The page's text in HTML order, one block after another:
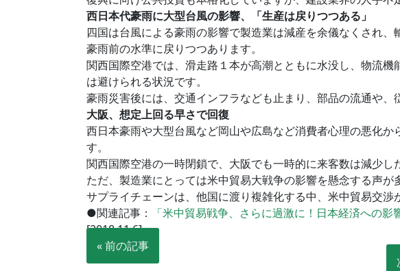
西日本代豪雨に大型台風の影響、「生産は戻りつつある」
四国は台風による豪雨の影響で製造業は減産を余儀なくされ
豪雨前の水準に戻りつつあります。
関西国際空港では、滑走路１本が高潮とともに水没し、物流
は避けられる状況です。
豪雨災害後には、交通インフラなども止まり、部品の流通や
大阪、想定上回る早さで回復
西日本豪雨や大型台風など岡山や広島など消費者心理の悪化
す。
関西国際空港の一時閉鎖で、大阪でも一時的に来客数は減少
ただ、製造業にとっては米中貿易大戦争の影響を懸念する声
サプライチェーンは、他国に渡り複雑化する中、米中貿易交
●関連記事：
「米中貿易戦争、さらに過激に！日本経済への影
[2018.11.6]
« 前の記事